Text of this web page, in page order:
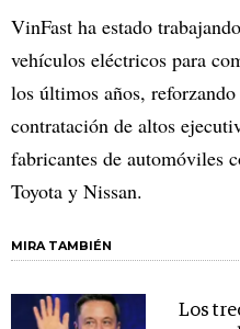
VinFast ha estado
vehículos eléctricos para
los últimos años,
contratación de altos
fabricantes de automóviles
Toyota y Nissan.
MIRA TAMBIÉN
Los